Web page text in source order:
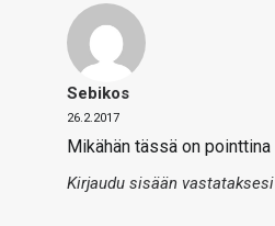
Sebikos
26.2.2017
Mikähän tässä on pointtina
Kirjaudu sisään vastataksesi